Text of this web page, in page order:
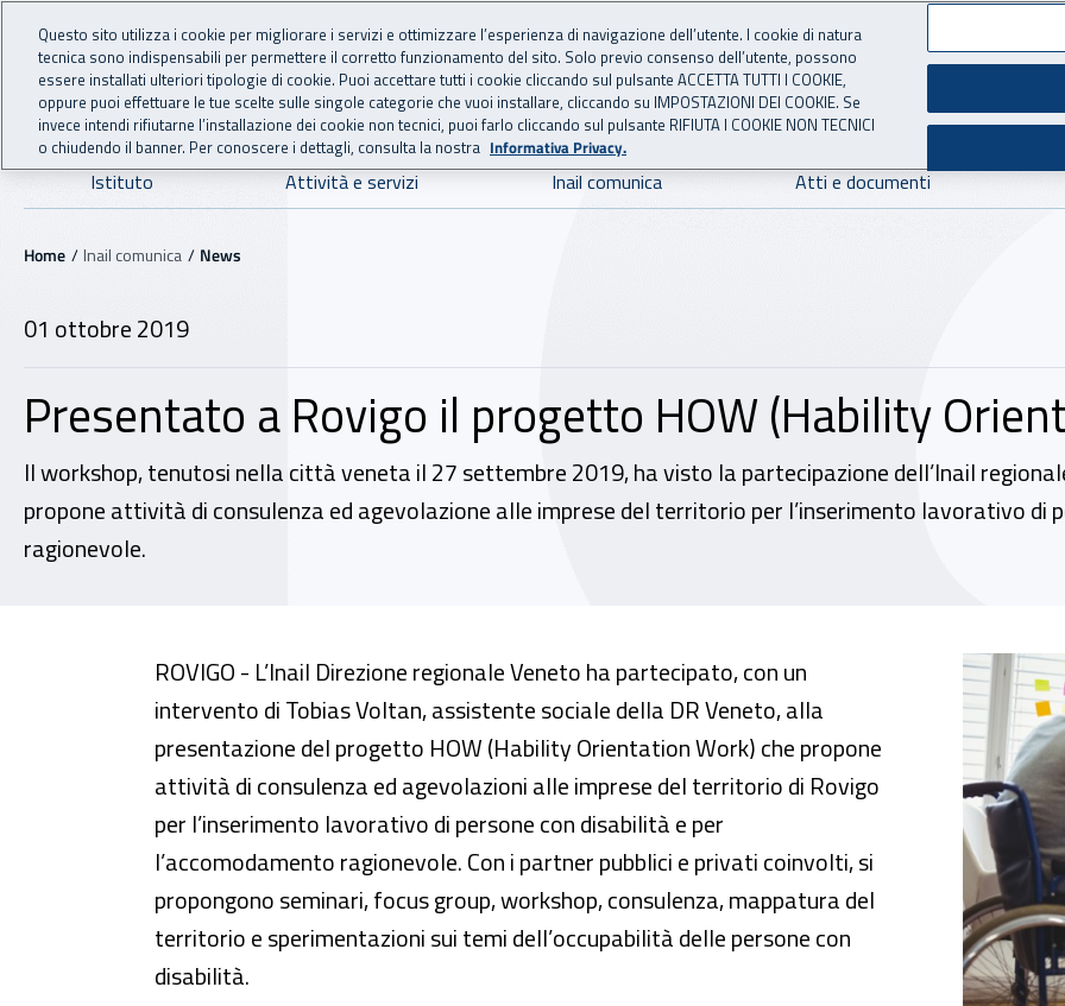
Vai al menu principale
Vai al contenuto principale
INAIL - Istituto Nazionale per l'Assicurazione
Navigazione principale
Istituto Attività e servizi Inail comunica Atti e documenti
Navigazione - Ti trovi in:
Home Inail comunica News
01 ottobre 2019
Presentato a Rovigo il progetto HOW (Hability
Il workshop, tenutosi nella città veneta il 27 settembre 2019, ha visto la partecipazione dell’Inail
propone attività di consulenza ed agevolazione alle imprese del territorio per l’inserimento lavorativo di
ragionevole.
Presentato a Rovigo il progetto HOW (Hability Orientation Work)
ROVIGO - L’Inail Direzione regionale Veneto ha partecipato, con un
intervento di Tobias Voltan, assistente sociale della DR Veneto, alla
presentazione del progetto HOW (Hability Orientation Work) che propone
attività di consulenza ed agevolazioni alle imprese del territorio di Rovigo
per l’inserimento lavorativo di persone con disabilità e per
l’accomodamento ragionevole. Con i partner pubblici e privati coinvolti, si
propongono seminari, focus group, workshop, consulenza, mappatura del
territorio e sperimentazioni sui temi dell’occupabilità delle persone con
disabilità.
Questo sito utilizza i cookie per migliorare i servizi e ottimizzare l’esperienza di navigazione dell’utente. I cookie di natura
tecnica sono indispensabili per permettere il corretto funzionamento del sito. Solo previo consenso dell’utente, possono
essere installati ulteriori tipologie di cookie. Puoi accettare tutti i cookie cliccando sul pulsante ACCETTA TUTTI I COOKIE,
oppure puoi effettuare le tue scelte sulle singole categorie che vuoi installare, cliccando su IMPOSTAZIONI DEI COOKIE. Se
invece intendi rifiutarne l’installazione dei cookie non tecnici, puoi farlo cliccando sul pulsante RIFIUTA I COOKIE NON TECNICI
o chiudendo il banner. Per conoscere i dettagli, consulta la nostra Informativa Privacy.